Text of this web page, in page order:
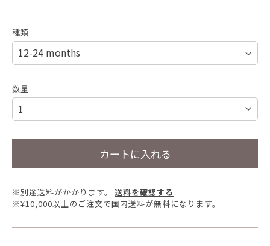
種類
数量
カートに入れる
※別途送料がかかります。
送料を確認する
※¥10,000以上のご注文で国内送料が無料になります。